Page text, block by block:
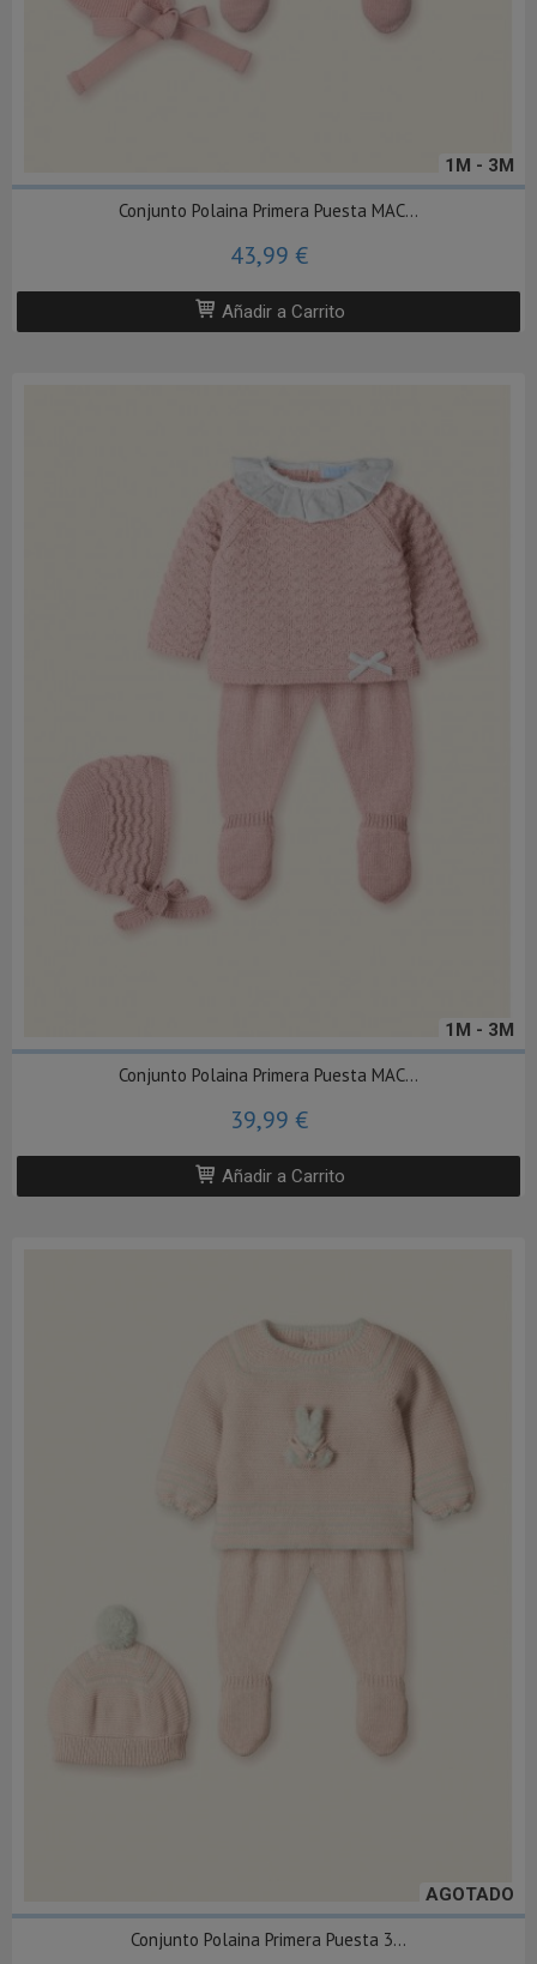
1M - 3M
Conjunto Polaina Primera Puesta MAC...
43,99 €
Añadir a Carrito
1M - 3M
Conjunto Polaina Primera Puesta MAC...
39,99 €
Añadir a Carrito
AGOTADO
Conjunto Polaina Primera Puesta 3...